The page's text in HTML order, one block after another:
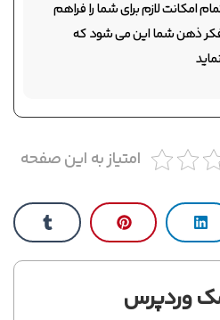
امکانت لازم برای شما را فراهم
فکر ذهن شما این می شود که
امتیاز به این صفحه
وردپرس